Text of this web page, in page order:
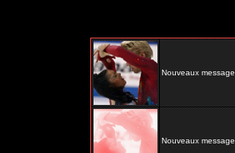
Nouveaux
Nouveaux